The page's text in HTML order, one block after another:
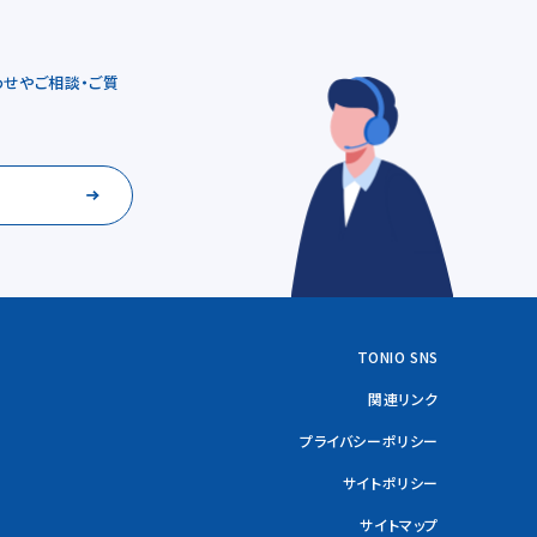
やご相談・ご質
TONIO SNS
関連リンク
プライバシーポリシー
サイトポリシー
サイトマップ